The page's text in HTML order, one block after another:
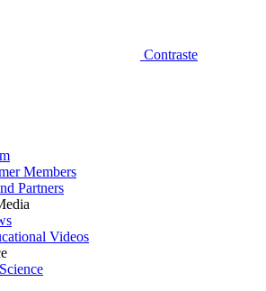
Contraste
Members
Partners
Videos